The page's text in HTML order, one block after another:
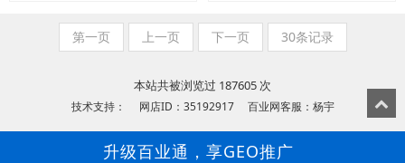
第一页 上一页 下一页 30条记录
本站共被浏览过 187605 次
技术支持： 网店ID：35192917 百业网客服：杨宇
升级百业通，享GEO推广